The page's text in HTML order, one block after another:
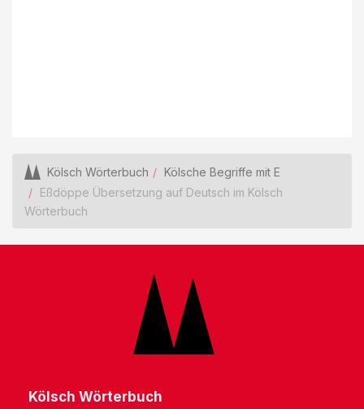
Kölsch Wörterbuch
Kölsche Begriffe mit E
Eßdöppe Übersetzung auf Deutsch im Kölsch
Wörterbuch
Kölsch Wörterbuch